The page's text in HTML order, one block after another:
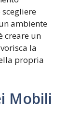
ambiente
creare un
la
propria
Mobili